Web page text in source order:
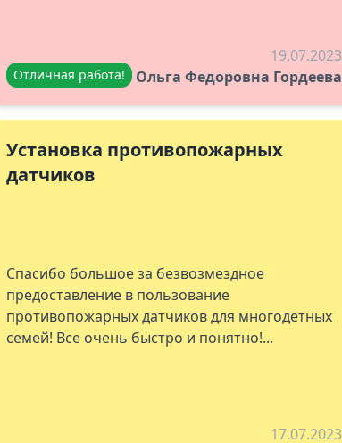
Отличная работа!
19.07.2023
Ольга Федоровна Гордеева
Установка противопожарных
датчиков
Спасибо большое за безвозмездное
предоставление в пользование
противопожарных датчиков для многодетных
семей! Все очень быстро и понятно!...
17.07.2023